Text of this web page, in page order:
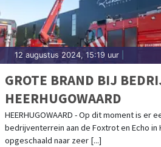
12 augustus 2024, 15:19 uur
GROTE BRAND BIJ
HEERHUGOWAARD
HEERHUGOWAARD - Op dit moment is er
bedrijventerrein aan de Foxtrot en Echo in
opgeschaald naar zeer [...]